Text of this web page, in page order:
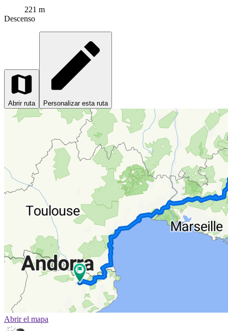
221 m
Descenso
Abrir ruta Personalizar esta ruta
Abrir el mapa